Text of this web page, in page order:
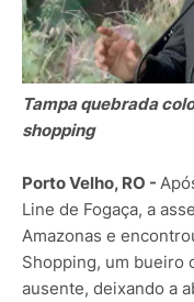
Tampa quebrada
shopping
Porto Velho, RO -
Line de Fogaça, a
Amazonas e
Shopping, um bueiro
ausente, deixando a